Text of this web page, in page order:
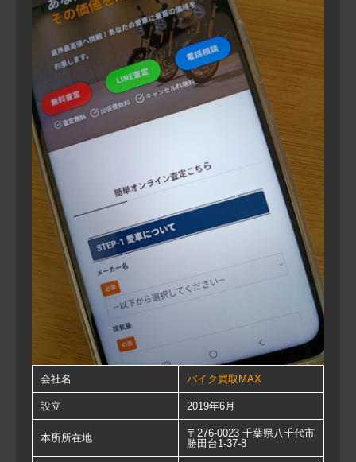
会社名 バイク買取MAX
設立 2019年6月
本所所在地
〒276-0023 千葉県八千代市
勝田台1-37-8